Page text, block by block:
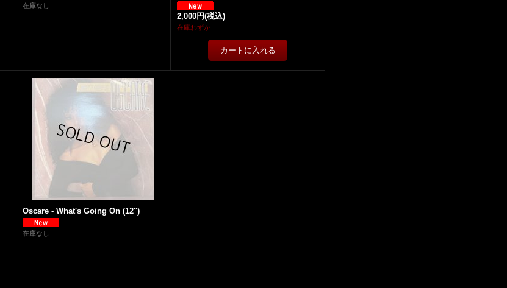
在庫なし
2,000円(税込)
在庫わずか
Oscare - What's Going On (12'')
在庫なし